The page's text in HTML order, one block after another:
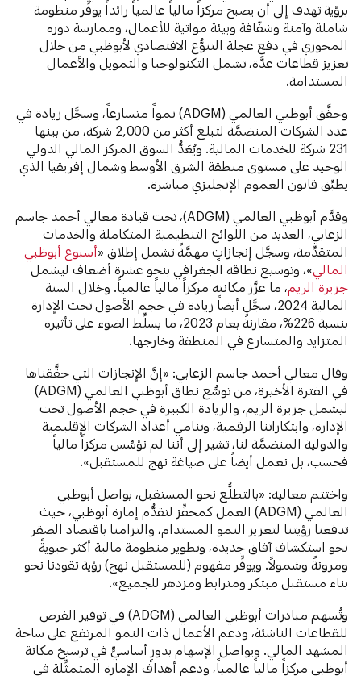
برؤية تهدف إلى أن يصبح مركزاً مالياً عالمياً رائداً يوفِّر منظومة
شاملة وآمنة وشفّافة وبيئة مواتية للأعمال، وممارسة دوره
المحوري في دفع عجلة التنوُّع الاقتصادي لأبوظبي من خلال
تعزيز قطاعات عدَّة، تشمل التكنولوجيا والتمويل والأعمال
المستدامة.
وحقَّق أبوظبي العالمي (ADGM) نمواً متسارعاً، وسجَّل زيادة في
عدد الشركات المنضمَّة لتبلغ أكثر من 2,000 شركة، من بينها
231 شركة للخدمات المالية. ويُعَدُّ السوق المركز المالي الدولي
الوحيد على مستوى منطقة الشرق الأوسط وشمال إفريقيا الذي
يطبِّق قانون العموم الإنجليزي مباشرة.
وقدَّم أبوظبي العالمي (ADGM)، تحت قيادة معالي أحمد جاسم
الزعابي، العديد من اللوائح التنظيمية المتكاملة والخدمات
المتقدِّمة، وسجَّل إنجازاتٍ مهمَّةً تشمل إطلاق «أسبوع أبوظبي
المالي»، وتوسيع نطاقه الجغرافي بنحو عشرة أضعاف ليشمل
جزيرة الريم، ما عزَّز مكانته مركزاً مالياً عالمياً. وخلال السنة
المالية 2024، سجَّل أيضاً زيادة في حجم الأصول تحت الإدارة
بنسبة 226%، مقارنةً بعام 2023، ما يسلِّط الضوء على تأثيره
المتزايد والمتسارع في المنطقة وخارجها.
وقال معالي أحمد جاسم الزعابي: «إنَّ الإنجازات التي حقَّقناها
في الفترة الأخيرة، من توسُّع نطاق أبوظبي العالمي (ADGM)
ليشمل جزيرة الريم، والزيادة الكبيرة في حجم الأصول تحت
الإدارة، وابتكاراتنا الرقمية، وتنامي أعداد الشركات الإقليمية
والدولية المنضمَّة لنا، تشير إلى أننا لم نؤسِّس مركزاً مالياً
فحسب، بل نعمل أيضاً على صياغة نهج للمستقبل».
واختتم معاليه: «بالتطلُّع نحو المستقبل، يواصل أبوظبي
العالمي (ADGM) العمل كمحفِّز لتقدُّم إمارة أبوظبي، حيث
تدفعنا رؤيتنا لتعزيز النمو المستدام، والتزامنا باقتصاد الصقر
نحو استكشاف آفاق جديدة، وتطوير منظومة مالية أكثر حيويةً
ومرونةً وشمولاً. ويوفِّر مفهوم (للمستقبل نهج) رؤية تقودنا نحو
بناء مستقبل مبتكر ومترابط ومزدهر للجميع».
وتُسهم مبادرات أبوظبي العالمي (ADGM) في توفير الفرص
للقطاعات الناشئة، ودعم الأعمال ذات النمو المرتفع على ساحة
المشهد المالي. ويواصل الإسهام بدورٍ أساسيٍّ في ترسيخ مكانة
أبوظبي مركزاً مالياً عالمياً، ودعم أهداف الإمارة المتمثِّلة في